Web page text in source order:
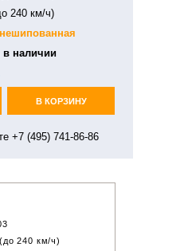
240 км/ч)
нешипованная
в наличии
В КОРЗИНУ
+7 (495) 741-86-86
240 км/ч)